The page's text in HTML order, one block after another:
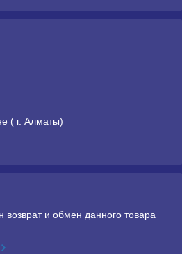
( г. Алматы)
и обмен данного товара